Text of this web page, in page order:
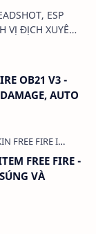
VỊ ĐỊCH XUYÊN
OB21 V3 -
AUTO
FREE FIRE -
VÀ